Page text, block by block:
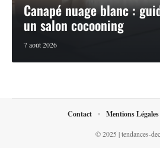
Canapé nuage blanc :
un salon cocooning
7 août 2026
© 2025 | tendances-
Contact Mentions Légales